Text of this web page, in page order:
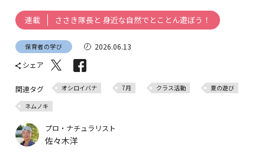
連載 ささき隊長と 身近な自然でとことん遊ぼう！
保育者の学び
2026.06.13
シェア
関連タグ オシロイバナ 7月 クラス活動 夏の遊び
ネムノキ
プロ・ナチュラリスト
佐々木洋